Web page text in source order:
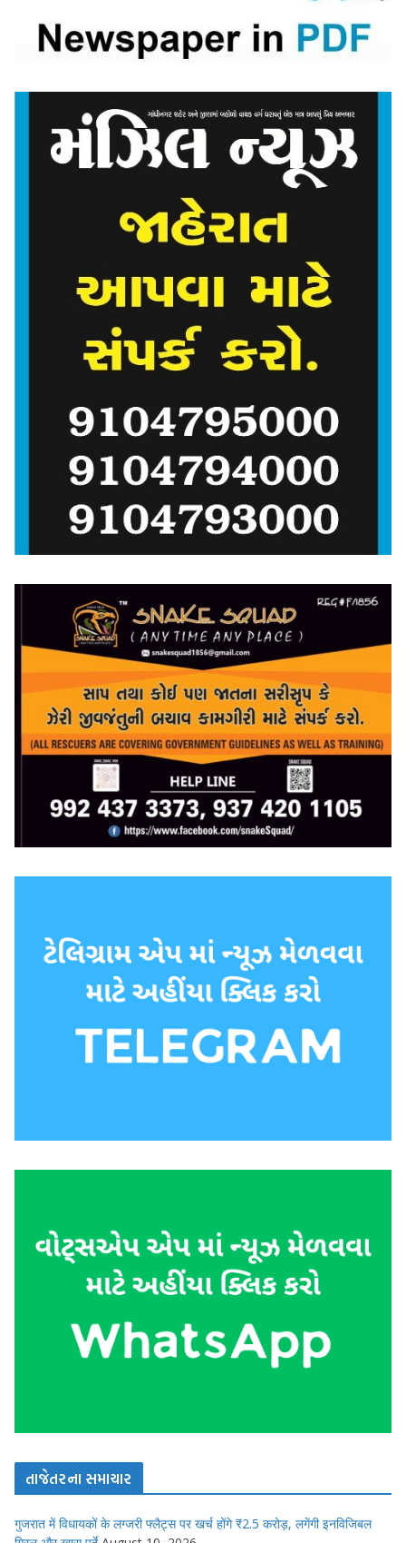
તાજેતરના સમાચાર
गुजरात में विधायकों के लग्जरी फ्लैट्स पर खर्च होंगे ₹2.5 करोड़, लगेंगी इनविजिबल